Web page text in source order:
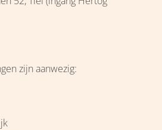
zijn aanwezig: